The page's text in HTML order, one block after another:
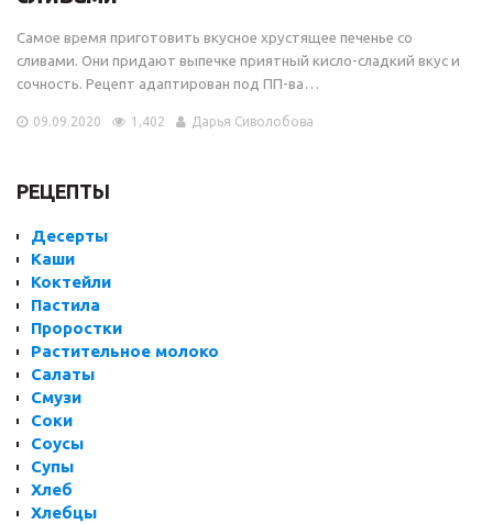
Самое время приготовить вкусное хрустящее печенье со
сливами. Они придают выпечке приятный кисло-сладкий вкус и
сочность. Рецепт адаптирован под ПП-ва…
09.09.2020 1,402 Дарья Сиволобова
РЕЦЕПТЫ
Десерты
Каши
Коктейли
Пастила
Проростки
Растительное молоко
Салаты
Смузи
Соки
Соусы
Супы
Хлеб
Хлебцы